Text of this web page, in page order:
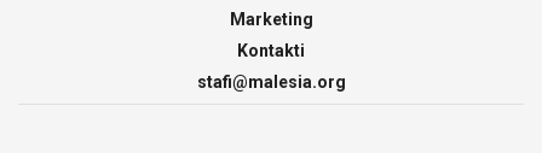
Marketing
Kontakti
stafi@malesia.org